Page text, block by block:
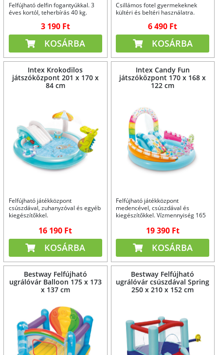
Felfújható delfin fogantyúkkal. 3
éves kortól, teherbírás 40 kg.
3 190 Ft
KOSÁRBA
Csillámos fotel gyermekeknek
kültéri és beltéri használatra.
6 490 Ft
KOSÁRBA
Intex Krokodilos
játszóközpont 201 x 170 x
84 cm
Felfújható játékközpont
csúszdával, zuhanyzóval és egyéb
kiegészítőkkel.
16 190 Ft
KOSÁRBA
Intex Candy Fun
játszóközpont 170 x 168 x
122 cm
Felfújható játékközpont
medencével, csúszdával és
kiegészítőkkel. Vízmennyiség 165
19 390 Ft
KOSÁRBA
Bestway Felfújható
ugrálóvár Balloon 175 x 173
x 137 cm
Bestway Felfújható
ugrálóvár csúszdával Spring
250 x 210 x 152 cm